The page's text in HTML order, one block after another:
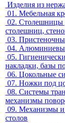
Изделия из
01. Мебельная
02. Столешницы
столешниц,
03.
04.
05.
накладки, базы
06. Цокольные
07. Ножки под
08. Системы
механизмы
09. Механизмы и
столов